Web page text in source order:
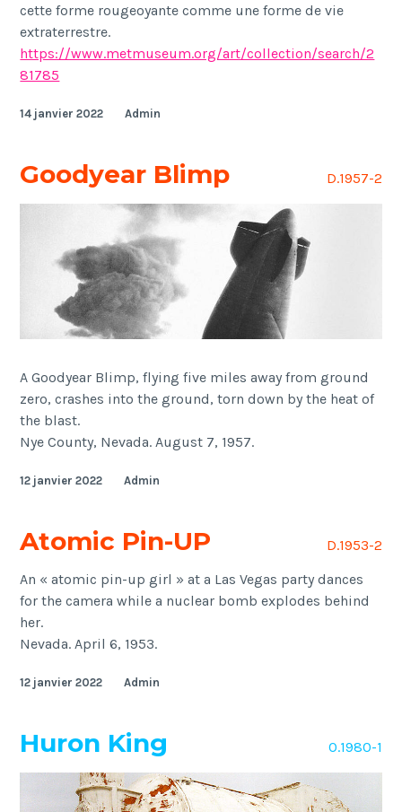
cette forme rougeoyante comme une forme de vie
extraterrestre.
https://www.metmuseum.org/art/collection/search/2
81785
14 janvier 2022 Admin
Goodyear Blimp D.1957-2
A Goodyear Blimp, flying five miles away from ground
zero, crashes into the ground, torn down by the heat of
the blast.
Nye County, Nevada. August 7, 1957.
12 janvier 2022 Admin
Atomic Pin-UP
D.1953-2
An « atomic pin-up girl » at a Las Vegas party dances
for the camera while a nuclear bomb explodes behind
her.
Nevada. April 6, 1953.
12 janvier 2022 Admin
Huron King O.1980-1